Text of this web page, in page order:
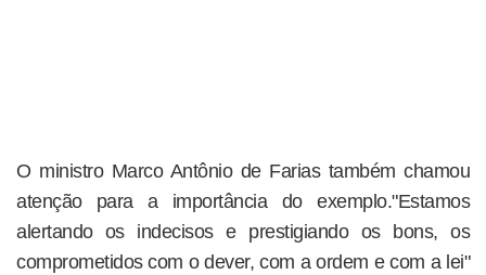
O ministro Marco Antônio de Farias também chamou
atenção para a importância do exemplo."Estamos
alertando os indecisos e prestigiando os bons, os
comprometidos com o dever, com a ordem e com a lei"